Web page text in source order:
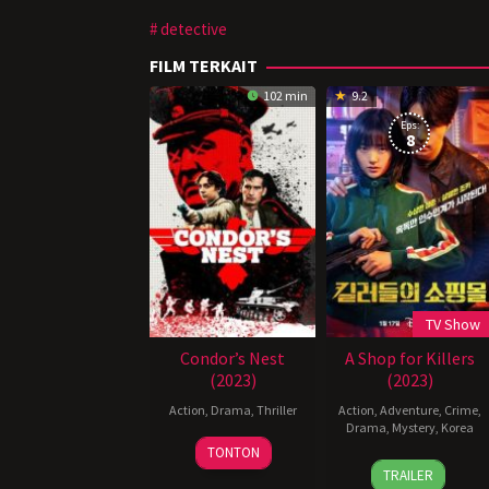
detective
FILM TERKAIT
102 min
Condor’s Nest
(2023)
Action Drama Thriller
TONTON
9.2
Eps:
8
TV Show
A Shop for Killers
(2023)
Action Adventure, Crime,
Drama Mystery, Korea
17
Lee
TRAILER